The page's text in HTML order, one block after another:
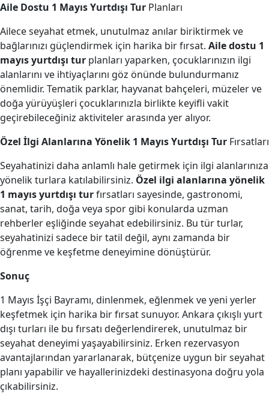
Aile Dostu 1 Mayıs Yurtdışı Tur Planları
Ailece seyahat etmek, unutulmaz anılar biriktirmek ve
bağlarınızı güçlendirmek için harika bir fırsat. Aile dostu 1
mayıs yurtdışı tur planları yaparken, çocuklarınızın ilgi
alanlarını ve ihtiyaçlarını göz önünde bulundurmanız
önemlidir. Tematik parklar, hayvanat bahçeleri, müzeler ve
doğa yürüyüşleri çocuklarınızla birlikte keyifli vakit
geçirebileceğiniz aktiviteler arasında yer alıyor.
Özel İlgi Alanlarına Yönelik 1 Mayıs Yurtdışı Tur Fırsatları
Seyahatinizi daha anlamlı hale getirmek için ilgi alanlarınıza
yönelik turlara katılabilirsiniz. Özel ilgi alanlarına yönelik
1 mayıs yurtdışı turfırsatları sayesinde, gastronomi,
sanat, tarih, doğa veya spor gibi konularda uzman
rehberler eşliğinde seyahat edebilirsiniz. Bu tür turlar,
seyahatinizi sadece bir tatil değil, aynı zamanda bir
öğrenme ve keşfetme deneyimine dönüştürür.
Sonuç
1 Mayıs İşçi Bayramı, dinlenmek, eğlenmek ve yeni yerler
keşfetmek için harika bir fırsat sunuyor. Ankara çıkışlı yurt
dışı turları ile bu fırsatı değerlendirerek, unutulmaz bir
seyahat deneyimi yaşayabilirsiniz. Erken rezervasyon
avantajlarından yararlanarak, bütçenize uygun bir seyahat
planı yapabilir ve hayallerinizdeki destinasyona doğru yola
çıkabilirsiniz.